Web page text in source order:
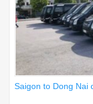
Saigon to Dong Nai